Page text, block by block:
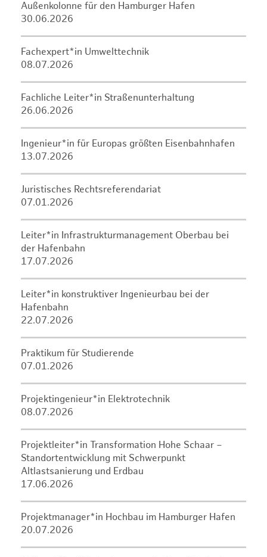
Außenkolonne für den Hamburger Hafen
30.06.2026
Fachexpert*in Umwelttechnik
08.07.2026
Fachliche Leiter*in Straßenunterhaltung
26.06.2026
Ingenieur*in für Europas größten Eisenbahnhafen
13.07.2026
Juristisches Rechtsreferendariat
07.01.2026
Leiter*in Infrastrukturmanagement Oberbau bei
der Hafenbahn
17.07.2026
Leiter*in konstruktiver Ingenieurbau bei der
Hafenbahn
22.07.2026
Praktikum für Studierende
07.01.2026
Projektingenieur*in Elektrotechnik
08.07.2026
Projektleiter*in Transformation Hohe Schaar –
Standortentwicklung mit Schwerpunkt
Altlastsanierung und Erdbau
17.06.2026
Projektmanager*in Hochbau im Hamburger Hafen
20.07.2026